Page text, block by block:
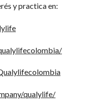
y practica en:
qualylife/